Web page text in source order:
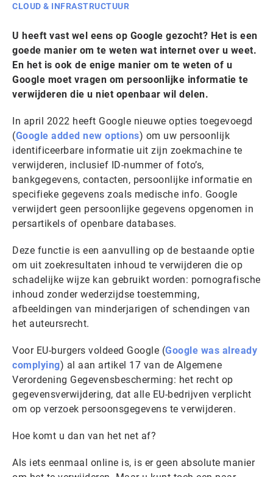
CLOUD & INFRASTRUCTUUR
U heeft vast wel eens op Google gezocht? Het is een
goede manier om te weten wat internet over u weet.
En het is ook de enige manier om te weten of u
Google moet vragen om persoonlijke informatie te
verwijderen die u niet openbaar wil delen.
In april 2022 heeft Google nieuwe opties toegevoegd
(Google added new options) om uw persoonlijk
identificeerbare informatie uit zijn zoekmachine te
verwijderen, inclusief ID-nummer of foto’s,
bankgegevens, contacten, persoonlijke informatie en
specifieke gegevens zoals medische info. Google
verwijdert geen persoonlijke gegevens opgenomen in
persartikels of openbare databases.
Deze functie is een aanvulling op de bestaande optie
om uit zoekresultaten inhoud te verwijderen die op
schadelijke wijze kan gebruikt worden: pornografische
inhoud zonder wederzijdse toestemming,
afbeeldingen van minderjarigen of schendingen van
het auteursrecht.
Voor EU-burgers voldeed Google (Google was already
complying) al aan artikel 17 van de Algemene
Verordening Gegevensbescherming: het recht op
gegevensverwijdering, dat alle EU-bedrijven verplicht
om op verzoek persoonsgegevens te verwijderen.
Hoe komt u dan van het net af?
Als iets eenmaal online is, is er geen absolute manier